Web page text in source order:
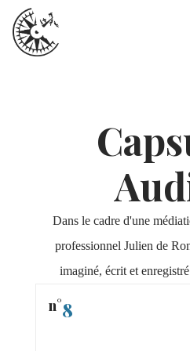
Dans le cadre d'une
professionnel Julien de
imaginé, écrit et
n°8